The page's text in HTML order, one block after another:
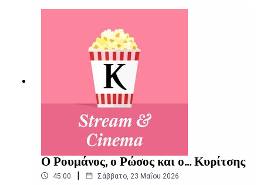
ΧαρμπήςΕπιμέλεια παραγωγής: Urbi Productions
Ο Ρουμάνος, ο Ρώσος και ο... Κυρίτσης
45:00 | Σάββατο, 23 Μαΐου 2026